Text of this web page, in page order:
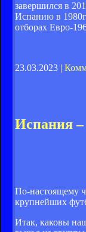
завершился в
Испанию в
отборах Евро-
23.03.2023 |
Испания
По-настоящему
крупнейших
Итак, каковы